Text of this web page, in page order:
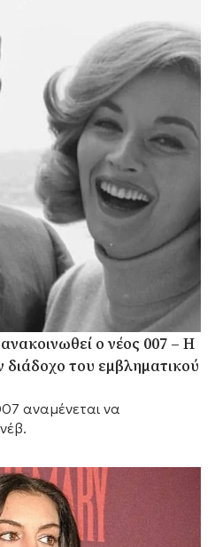
ο νέος 007 – Η
του εμβληματικού
αναμένεται να